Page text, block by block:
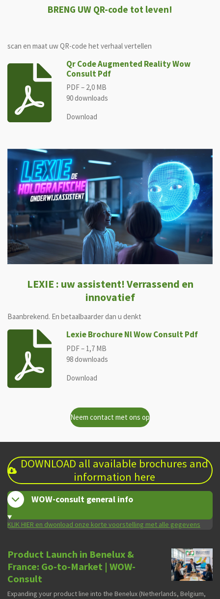
BRENG UW QR-code tot leven!
scan en maat uw QR-code het verhaal vertellen
Qr Code Augmented Reality Wow
Consult Pdf
PDF – 2,0 MB
90 downloads
Download
LEXIE : uw assistent! Verrassend en
innovatief
Baanbrekend. En betaalbaarder dan u denkt
Lexie Brochure Nl Wow Consult Pdf
PDF – 1,7 MB
98 downloads
Download
Neem contact met ons op
DOWNLOAD all available brochures and
information here
WOW-consult general info
KLIK HIER en dwonload onze korte voorstelling met alle gegevens
Product Launch in Benelux &
France: Go-to-Market | WOW-
Consult
Expanding your product line into the Benelux (Netherlands, Belgium,